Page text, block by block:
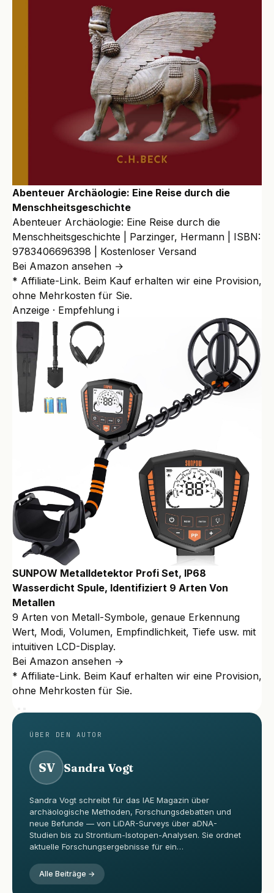
Abenteuer Archäologie: Eine Reise durch die
Menschheitsgeschichte
Abenteuer Archäologie: Eine Reise durch die
Menschheitsgeschichte | Parzinger, Hermann | ISBN:
9783406696398 | Kostenloser Versand
Bei Amazon ansehen →
* Affiliate-Link. Beim Kauf erhalten wir eine Provision,
ohne Mehrkosten für Sie.
Anzeige · Empfehlung i
SUNPOW Metalldetektor Profi Set, IP68
Wasserdicht Spule, Identifiziert 9 Arten Von
Metallen
9 Arten von Metall-Symbole, genaue Erkennung
Wert, Modi, Volumen, Empfindlichkeit, Tiefe usw. mit
intuitiven LCD-Display.
Bei Amazon ansehen →
* Affiliate-Link. Beim Kauf erhalten wir eine Provision,
ohne Mehrkosten für Sie.
ÜBER DEN AUTOR
SV Sandra Vogt
Sandra Vogt schreibt für das IAE Magazin über
archäologische Methoden, Forschungsdebatten und
neue Befunde — von LiDAR-Surveys über aDNA-
Studien bis zu Strontium-Isotopen-Analysen. Sie ordnet
aktuelle Forschungsergebnisse für ein…
Alle Beiträge →